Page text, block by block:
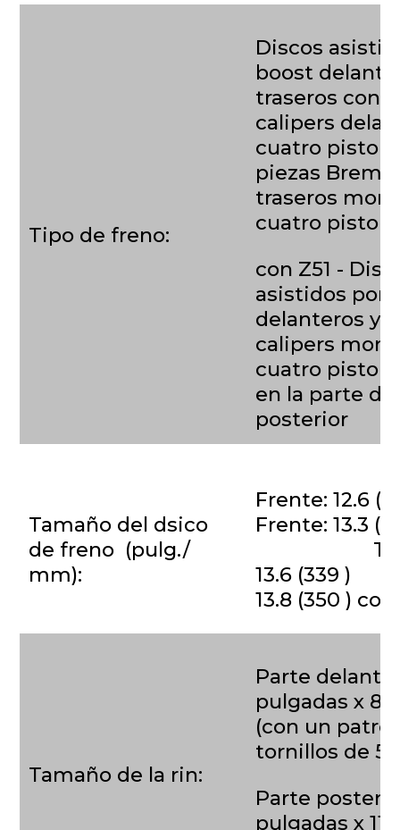
Tipo de freno:
Discos
boost
traseros con
calipers
cuatro
piezas
traseros
cuatro
con Z51 -
asistidos por
delanteros y
calipers
cuatro
en la parte
posterior
Tamaño del dsico
de freno (pulg./
mm):
Frente:
Frente: 13.3
13.6 (339 )
13.8 (350 ) con
Tamaño de la rin:
Parte
pulgadas x
(con un
tornillos de 5
Parte
pulgadas x 11